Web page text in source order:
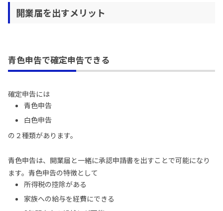
開業届を出すメリット
青色申告で確定申告できる
確定申告には
青色申告
白色申告
の２種類があります。
青色申告は、開業届と一緒に承認申請書を出すことで可能になり
ます。青色申告の特徴として
所得税の控除がある
家族への給与を経費にできる